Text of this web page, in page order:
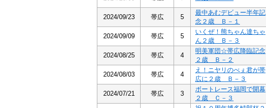
2024/09/23 帯広 5
最中あむデビュー半年記
念２歳 Ｂ－１
2024/09/09 帯広 5
いくぜ！熊ちゃん達ちゃ
ん２歳 Ｂ－３
2024/08/25 帯広 4
明美軍団☆帯広降臨記念
２歳 Ｂ－２
2024/08/03 帯広 4
え！ニヤリのべぇ君が帯
広に２歳 Ｂ－３
2024/07/21 帯広 3
ボートレース福岡で開幕
２歳 Ｃ－３